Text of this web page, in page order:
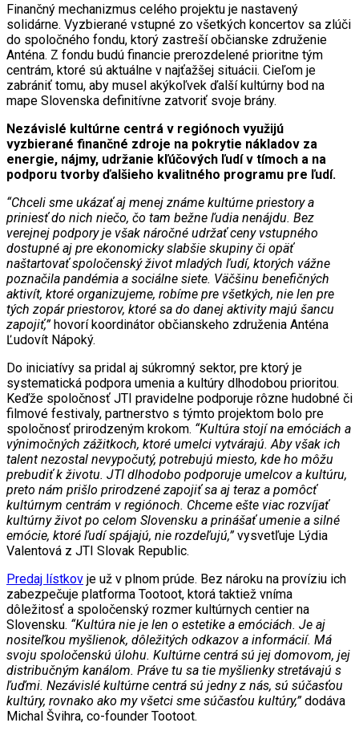
Finančný mechanizmus celého projektu je nastavený
solidárne. Vyzbierané vstupné zo všetkých koncertov sa zlúči
do spoločného fondu, ktorý zastreší občianske združenie
Anténa. Z fondu budú financie prerozdelené prioritne tým
centrám, ktoré sú aktuálne v najťažšej situácii. Cieľom je
zabrániť tomu, aby musel akýkoľvek ďalší kultúrny bod na
mape Slovenska definitívne zatvoriť svoje brány.
Nezávislé kultúrne centrá v regiónoch využijú
vyzbierané finančné zdroje na pokrytie nákladov za
energie, nájmy, udržanie kľúčových ľudí v tímoch a na
podporu tvorby ďalšieho kvalitného programu pre ľudí.
“Chceli sme ukázať aj menej známe kultúrne priestory a
priniesť do nich niečo, čo tam bežne ľudia nenájdu. Bez
verejnej podpory je však náročné udržať ceny vstupného
dostupné aj pre ekonomicky slabšie skupiny či opäť
naštartovať spoločenský život mladých ľudí, ktorých vážne
poznačila pandémia a sociálne siete. Väčšinu benefičných
aktivít, ktoré organizujeme, robíme pre všetkých, nie len pre
tých zopár priestorov, ktoré sa do danej aktivity majú šancu
zapojiť,”hovorí koordinátor občianskeho združenia Anténa
Ľudovít Nápoký.
Do iniciatívy sa pridal aj súkromný sektor, pre ktorý je
systematická podpora umenia a kultúry dlhodobou prioritou.
Keďže spoločnosť JTI pravidelne podporuje rôzne hudobné či
filmové festivaly, partnerstvo s týmto projektom bolo pre
spoločnosť prirodzeným krokom. “Kultúra stojí na emóciách a
výnimočných zážitkoch, ktoré umelci vytvárajú. Aby však ich
talent nezostal nevypočutý, potrebujú miesto, kde ho môžu
prebudiť k životu. JTI dlhodobo podporuje umelcov a kultúru,
preto nám prišlo prirodzené zapojiť sa aj teraz a pomôcť
kultúrnym centrám v regiónoch. Chceme ešte viac rozvíjať
kultúrny život po celom Slovensku a prinášať umenie a silné
emócie, ktoré ľudí spájajú, nie rozdeľujú,”vysvetľuje Lýdia
Valentová z JTI Slovak Republic.
Predaj lístkov je už v plnom prúde. Bez nároku na províziu ich
zabezpečuje platforma Tootoot, ktorá taktiež vníma
dôležitosť a spoločenský rozmer kultúrnych centier na
Slovensku. “Kultúra nie je len o estetike a emóciách. Je aj
nositeľkou myšlienok, dôležitých odkazov a informácií. Má
svoju spoločenskú úlohu. Kultúrne centrá sú jej domovom, jej
distribučným kanálom. Práve tu sa tie myšlienky stretávajú s
ľuďmi. Nezávislé kultúrne centrá sú jedny z nás, sú súčasťou
kultúry, rovnako ako my všetci sme súčasťou kultúry,”dodáva
Michal Švihra, co-founder Tootoot.